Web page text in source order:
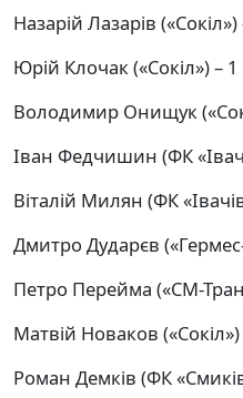
Назарій Лазарів («Сокіл»)
Юрій Клочак («Сокіл») – 1
Володимир Онищук
Іван Федчишин (ФК
Віталій Милян (ФК
Дмитро Дударєв
Петро Перейма («СМ-
Матвій Новаков («Сокіл»)
Роман Демків (ФК